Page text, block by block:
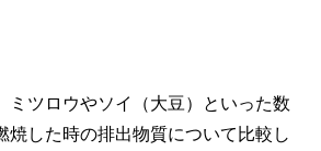
ミツロウやソイ（大豆）といった数
焼した時の排出物質について比較し